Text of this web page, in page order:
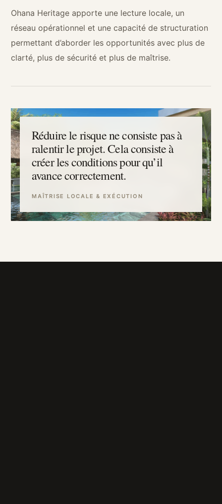
Ohana Heritage apporte une lecture locale, un
réseau opérationnel et une capacité de structuration
permettant d’aborder les opportunités avec plus de
clarté, plus de sécurité et plus de maîtrise.
Réduire le risque ne consiste pas à
ralentir le projet. Cela consiste à
créer les conditions pour qu’il
avance correctement.
MAÎTRISE LOCALE & EXÉCUTION